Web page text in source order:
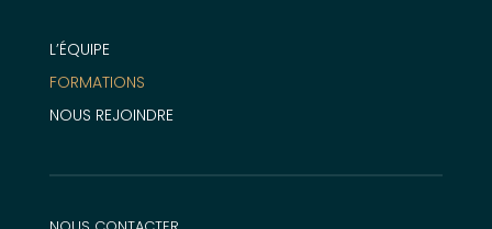
L’ÉQUIPE
FORMATIONS
NOUS REJOINDRE